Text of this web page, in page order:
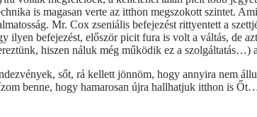
is magasan verte az itthon megszokott szintet.
Mr. Cox zseniális befejezést rittyentett a
befejezést, először picit fura is volt a váltás, de
hiszen náluk még működik ez a szolgáltatás…)
sőt, rá kellett jönnöm, hogy annyira nem
benne, hogy hamarosan újra hallhatjuk itthon is